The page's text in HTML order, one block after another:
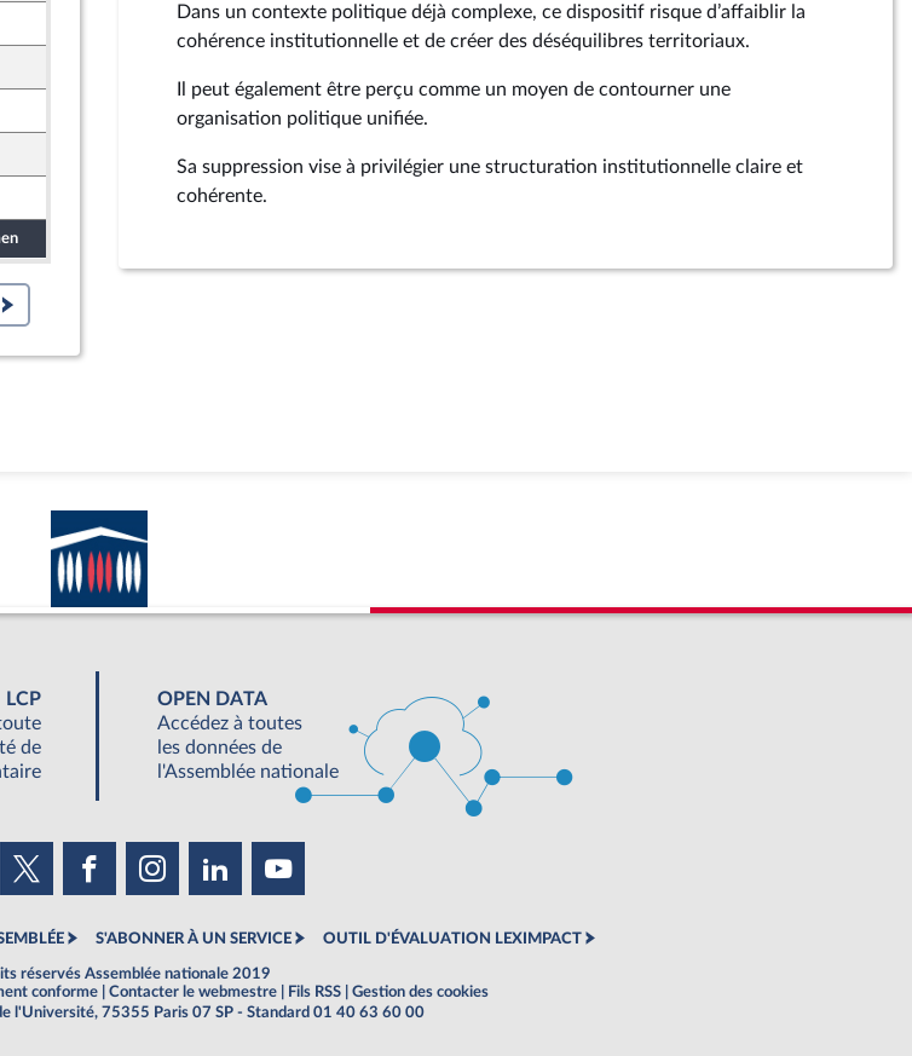
Dans un contexte politique déjà complexe, ce dispositif risque d’affaiblir la
cohérence institutionnelle et de créer des déséquilibres territoriaux.
Il peut également être perçu comme un moyen de contourner une
organisation politique unifiée.
Sa suppression vise à privilégier une structuration institutionnelle claire et
cohérente.
LCP
de
OPEN DATA
Accédez à toutes
les données de
l'Assemblée nationale
S'ABONNER À UN SERVICE OUTIL D'ÉVALUATION LEXIMPACT
réservés Assemblée nationale 2019
conforme Contacter le webmestre Fils RSS
Gestion des cookies
l'Université, 75355 Paris 07 SP - Standard 01 40 63 60 00